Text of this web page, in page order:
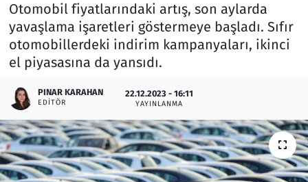
Otomobil fiyatlarındaki artış, son aylarda
yavaşlama işaretleri göstermeye başladı. Sıfır
otomobillerdeki indirim kampanyaları, ikinci
el piyasasına da yansıdı.
PINAR KARAHAN
EDITÖR
22.12.2023 - 16:11
YAYINLANMA
Lezzet Durağı
Memur ve Kamu
Otomobil
Oyun
Ramazan